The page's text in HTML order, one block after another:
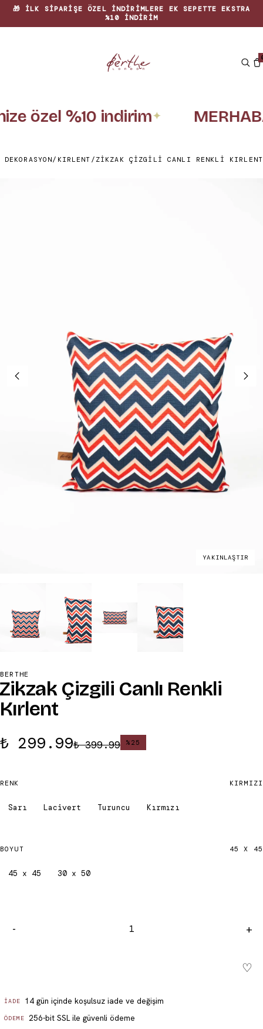
🎁 İLK SIPARIŞE ÖZEL INDIRIMLERE EK SEPETTE EKSTRA
%10 INDIRIM
özel %10 indirim✦
DEKORASYON/ KIRLENT / ZIKZAK ÇIZGILI CANLI RENKLI KIRLENT
YAKINLAŞTIR
BERTHE
Çizgili Canlı Renkli
Kırlent
₺ 299.99₺ 399.99 % 25
RENK KIRMIZI
Sarı Lacivert Turuncu Kırmızı
BOYUT 45 X 45
45 x 45 30 x 50
- +
♡
İADE 14 gün içinde koşulsuz iade ve değişim
ÖDEME 256-bit SSL ile güvenli ödeme